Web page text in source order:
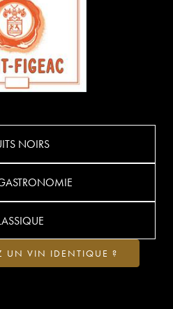
NOIRS
UN VIN IDENTIQUE ?